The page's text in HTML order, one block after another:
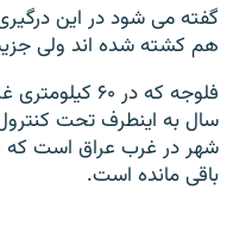
گفته می شود در این
هم کشته شده اند ولی
فلوجه که در
سال به اینطرف تحت
شهر در غرب عراق است
باقی مانده است.